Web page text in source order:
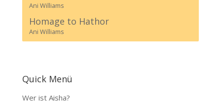
Ani Williams
Homage to Hathor
Ani Williams
Quick Menü
Wer ist Aisha?